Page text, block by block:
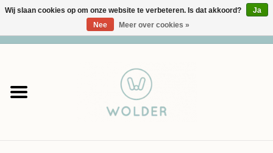
Garens
Wij slaan cookies op om onze website te verbeteren. Is dat akkoord?
Ja
Nee
Meer over cookies »